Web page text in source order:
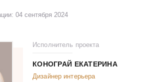
04 сентября 2024
Исполнитель проекта
КОНОГРАЙ EКАТЕРИНА
Дизайнер интерьера